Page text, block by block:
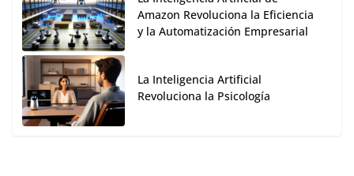
Amazon Revoluciona la Eficiencia
y la Automatización Empresarial
La Inteligencia Artificial
Revoluciona la Psicología